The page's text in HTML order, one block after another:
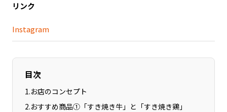
リンク
Instagram
目次
1.お店のコンセプト
2.おすすめ商品①「すき焼き牛」と「すき焼き鶏」